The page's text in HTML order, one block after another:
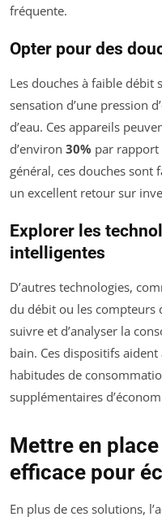
fréquente.
Opter pour des
Les douches à faible
sensation d’une pression
d’eau. Ces appareils
d’environ 30% par rapport
général, ces douches sont
un excellent retour sur
Explorer les
intelligentes
D’autres technologies,
du débit ou les compteurs
suivre et d’analyser la
bain. Ces dispositifs
habitudes de
supplémentaires
Mettre en
efficace pour
En plus de ces solutions,